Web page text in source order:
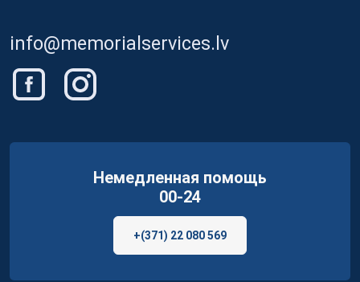
info@memorialservices.lv
Немедленная помощь
00-24
+(371) 22 080 569